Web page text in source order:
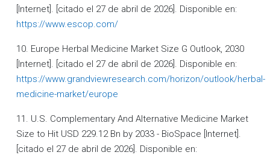
[Internet]. [citado el 27 de abril de 2026]. Disponible en:
https://www.escop.com/
10. Europe Herbal Medicine Market Size G Outlook, 2030
[Internet]. [citado el 27 de abril de 2026]. Disponible en:
https://www.grandviewresearch.com/horizon/outlook/herbal-
medicine-market/europe
11. U.S. Complementary And Alternative Medicine Market
Size to Hit USD 229.12 Bn by 2033 - BioSpace [Internet].
[citado el 27 de abril de 2026]. Disponible en: